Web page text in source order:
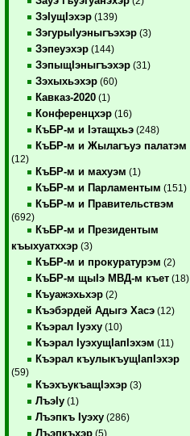
ЗэIущIэхэр (139)
ЗэгурыIуэныгъэхэр (3)
Зэпеуэхэр (144)
ЗэпыщIэныгъэхэр (31)
Зэхыхьэхэр (60)
Кавказ-2020 (1)
Конференцхэр (16)
КъБР-м и Iэтащхьэ (248)
КъБР-м и Жылагъуэ палатэм
(12)
КъБР-м и махуэм (1)
КъБР-м и Парламентым (151)
КъБР-м и Правительствэм
(692)
КъБР-м и Президентым
къыхуатххэр (3)
КъБР-м и прокуратурэм (2)
КъБР-м щыIэ МВД-м къет (18)
Къуажэхьхэр (2)
Къэбэрдей Адыгэ Хасэ (12)
Къэрал Iуэху (10)
Къэрал IуэхущIапIэхэм (11)
Къэрал къулыкъущIапIэхэр
(59)
КъэхъукъащIэхэр (3)
ЛъэIу (1)
Лъэпкъ Iуэху (286)
Лъэпкъхэр (5)